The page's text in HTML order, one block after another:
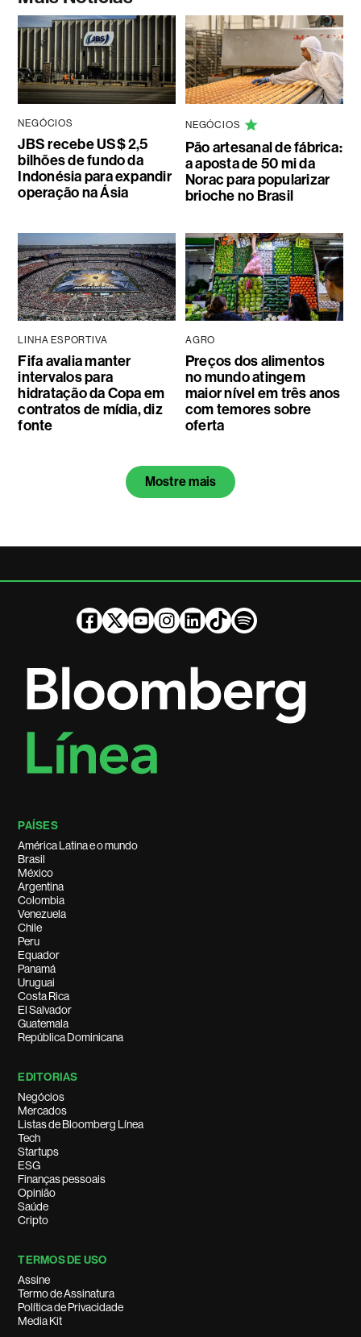
NEGÓCIOS
JBS recebe US$ 2,5
bilhões de fundo da
Indonésia para expandir
operação na Ásia
NEGÓCIOS
Pão artesanal de fábrica:
a aposta de 50 mi da
Norac para popularizar
brioche no Brasil
LINHA ESPORTIVA
Fifa avalia manter
intervalos para
hidratação da Copa em
contratos de mídia, diz
fonte
AGRO
Preços dos alimentos
no mundo atingem
maior nível em três anos
com temores sobre
oferta
Mostre mais
PAÍSES
América Latina e o mundo
Brasil
México
Argentina
Colombia
Venezuela
Chile
Peru
Equador
Panamá
Uruguai
Costa Rica
El Salvador
Guatemala
República Dominicana
EDITORIAS
Negócios
Mercados
Listas de Bloomberg Línea
Tech
Startups
ESG
Finanças pessoais
Opinião
Saúde
Cripto
TERMOS DE USO
Assine
Termo de Assinatura
Política de Privacidade
Media Kit